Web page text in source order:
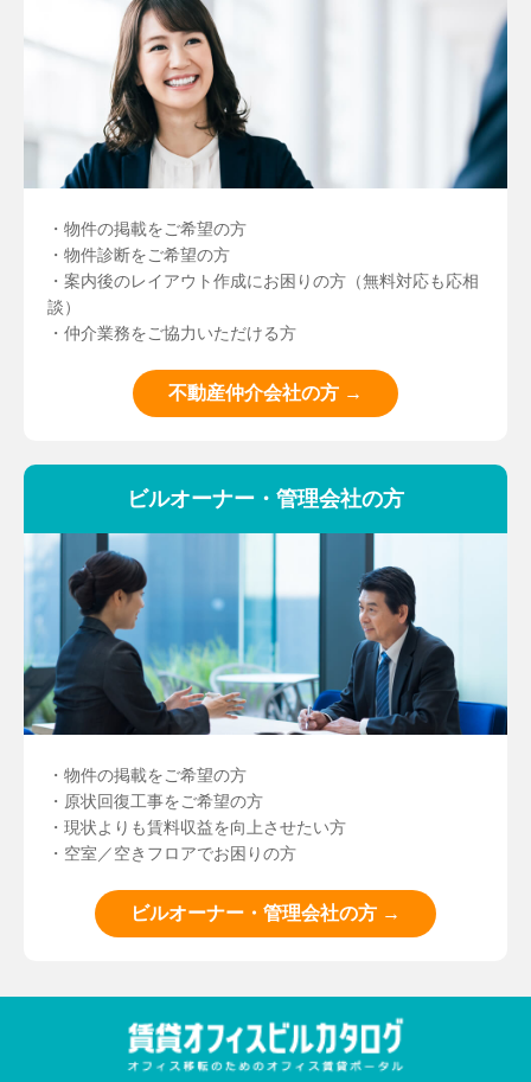
・物件の掲載をご希望の方
・物件診断をご希望の方
・案内後のレイアウト作成にお困りの方（無料対応も応相
談）
・仲介業務をご協力いただける方
不動産仲介会社の方 →
ビルオーナー・管理会社の方
・物件の掲載をご希望の方
・原状回復工事をご希望の方
・現状よりも賃料収益を向上させたい方
・空室／空きフロアでお困りの方
ビルオーナー・管理会社の方 →